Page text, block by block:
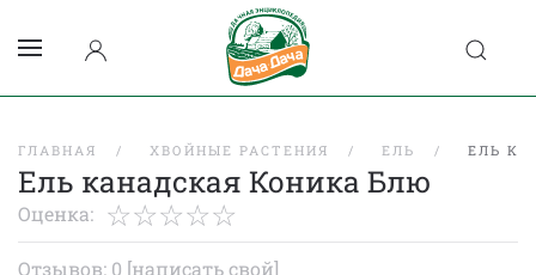
ГЛАВНАЯ ХВОЙНЫЕ РАСТЕНИЯ ЕЛЬ ЕЛЬ
Ель канадская Коника Блю
Оценка:
Отзывов: 0 [написать свой]